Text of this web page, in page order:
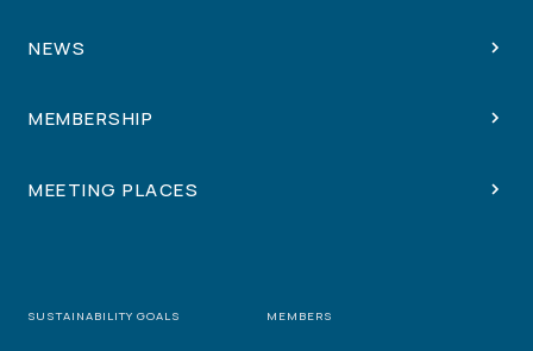
NEWS
MEMBERSHIP
MEETING PLACES
SUSTAINABILITY GOALS MEMBERS